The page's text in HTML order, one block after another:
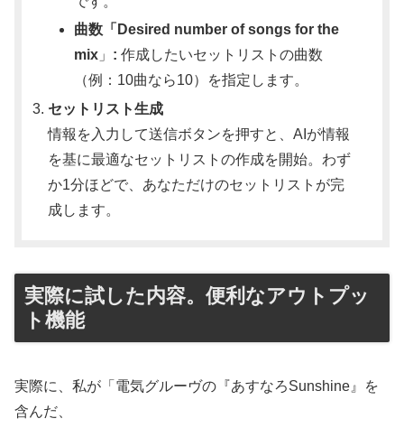
曲数「Desired number of songs for the
mix 」 : 作成したいセットリストの曲数
（例：10曲なら10）を指定します。
セットリスト生成
情報を入力して送信ボタンを押すと、AIが情報
を基に最適なセットリストの作成を開始。わず
か1分ほどで、あなただけのセットリストが完
成します。
実際に試した内容。便利なアウトプッ
ト機能
実際に、私が「電気グルーヴの『あすなろSunshine』を
含んだ、